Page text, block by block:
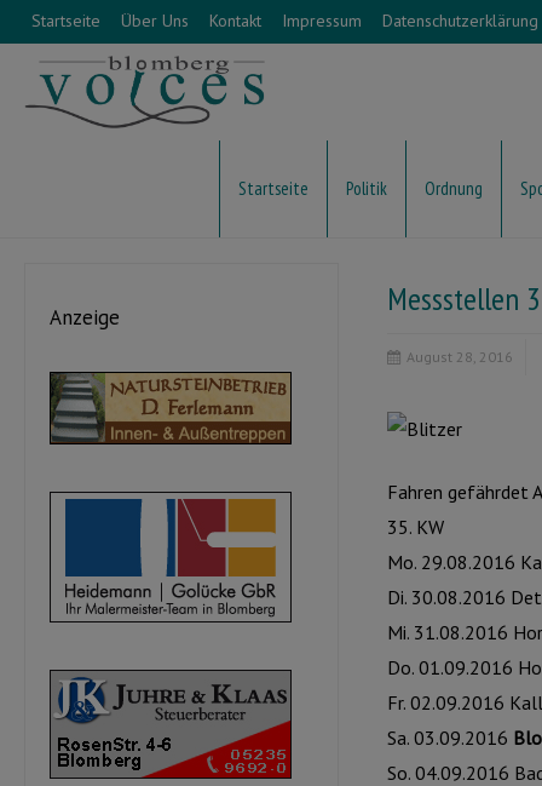
Startseite Über Uns Kontakt Impressum Datenschutzerklärung
Startseite Politik Ordnung
Messstellen
August 28, 2016
Fahren gefährdet
35. KW
Mo. 29.08.2016
Di. 30.08.2016
Mi. 31.08.2016
Do. 01.09.2016
Fr. 02.09.2016
Sa. 03.09.2016
So. 04.09.2016
Anzeige